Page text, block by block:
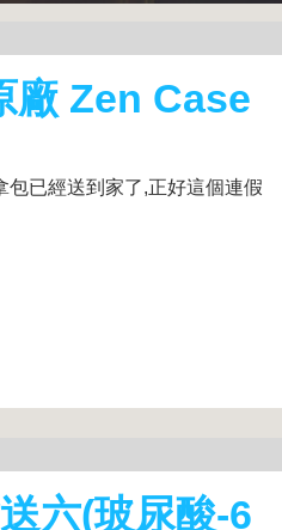
廠 Zen Case
已經送到家了,正好這個連假
六(玻尿酸-6